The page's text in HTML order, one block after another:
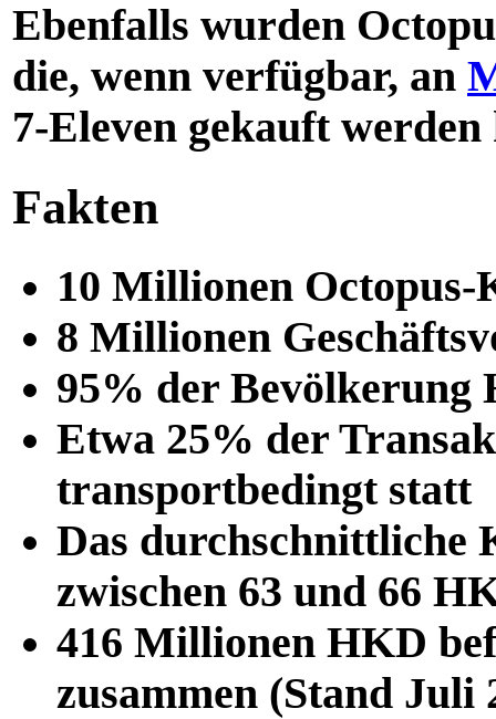
Ebenfalls wurden
die, wenn verfügbar, an
7-Eleven gekauft werden
Fakten
10 Millionen
8 Millionen
95% der Bevölkerung
Etwa 25% der
transportbedingt statt
Das durchschnittliche
zwischen 63 und 66
416 Millionen HKD
zusammen (Stand Juli